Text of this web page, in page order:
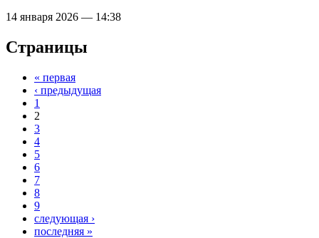
14 января 2026 — 14:38
Страницы
« первая
‹ предыдущая
1
2
3
4
5
6
7
8
9
следующая ›
последняя »